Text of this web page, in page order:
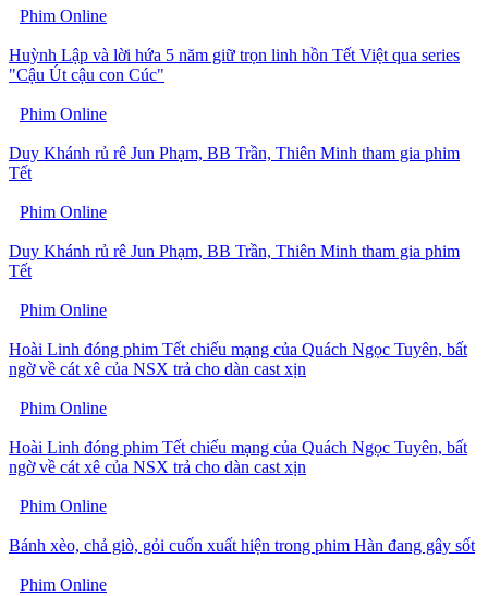
Phim Online
Huỳnh Lập và lời hứa 5 năm giữ trọn linh hồn Tết Việt qua series
"Cậu Út cậu con Cúc"
Phim Online
Duy Khánh rủ rê Jun Phạm, BB Trần, Thiên Minh tham gia phim
Tết
Phim Online
Duy Khánh rủ rê Jun Phạm, BB Trần, Thiên Minh tham gia phim
Tết
Phim Online
Hoài Linh đóng phim Tết chiếu mạng của Quách Ngọc Tuyên, bất
ngờ về cát xê của NSX trả cho dàn cast xịn
Phim Online
Hoài Linh đóng phim Tết chiếu mạng của Quách Ngọc Tuyên, bất
ngờ về cát xê của NSX trả cho dàn cast xịn
Phim Online
Bánh xèo, chả giò, gỏi cuốn xuất hiện trong phim Hàn đang gây sốt
Phim Online